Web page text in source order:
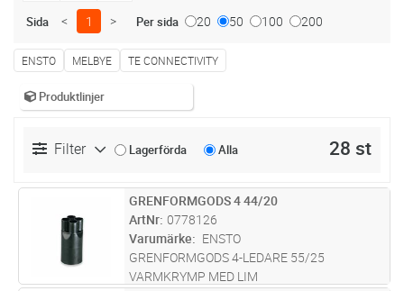
Sida < 1 > Per sida 20 50 100 200
ENSTO MELBYE TE CONNECTIVITY
Produktlinjer
Filter Lagerförda Alla 28 st
ST Lägg i kundvagn
GRENFORMGODS 4 44/20
ArtNr 0778126
Varumärke
ENSTO
GRENFORMGODS 4-LEDARE 55/25
VARMKRYMP MED LIM